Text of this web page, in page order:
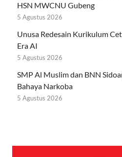
HSN MWCNU Gubeng
5 Agustus 2026
Unusa Redesain Kurikulum
Era AI
5 Agustus 2026
SMP Al Muslim dan BNN
Bahaya Narkoba
5 Agustus 2026